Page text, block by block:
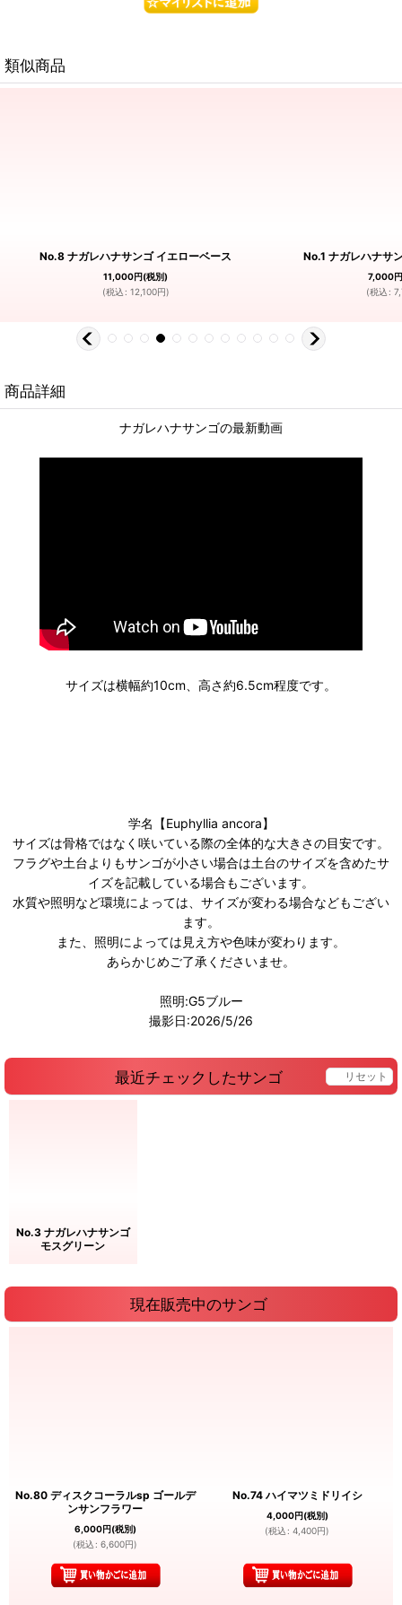
類似商品
No.8 ナガレハナサンゴ イエローベース
11,000円(税別)
(税込: 12,100円)
No.1 ナガレハナサ
7,000円
(税込:
商品詳細
ナガレハナサンゴの最新動画
サイズは横幅約10cm、高さ約6.5cm程度です。
学名【Euphyllia ancora】
サイズは骨格ではなく咲いている際の全体的な大きさの目安です。
フラグや土台よりもサンゴが小さい場合は土台のサイズを含めたサ
イズを記載している場合もございます。
水質や照明など環境によっては、サイズが変わる場合などもござい
ます。
また、照明によっては見え方や色味が変わります。
あらかじめご了承くださいませ。
照明:G5ブルー
撮影日:2026/5/26
最近チェックしたサンゴ リセット
No.3 ナガレハナサンゴ
モスグリーン
現在販売中のサンゴ
No.80 ディスクコーラルsp ゴールデ
ンサンフラワー
6,000円(税別)
(税込: 6,600円)
No.74 ハイマツミドリイシ
4,000円(税別)
(税込: 4,400円)